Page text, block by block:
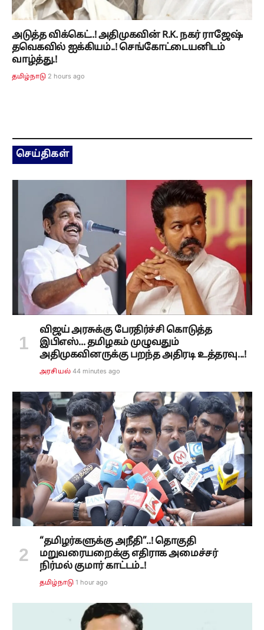
அடுத்த விக்கெட்..! அதிமுகவின் R.K. நகர் ராஜேஷ்
தவெகவில் ஐக்கியம்..! செங்கோட்டையனிடம்
வாழ்த்து.!
தமிழ்நாடு 2 hours ago
செய்திகள்
விஜய் அரசுக்கு பேரதிர்ச்சி கொடுத்த
இபிஎஸ்... தமிழகம் முழுவதும்
அதிமுகவினருக்கு பறந்த அதிரடி உத்தரவு...!
அரசியல் 44 minutes ago
“தமிழர்களுக்கு அநீதி”..! தொகுதி
மறுவரையறைக்கு எதிராக அமைச்சர்
நிர்மல் குமார் காட்டம்..!
தமிழ்நாடு 1 hour ago